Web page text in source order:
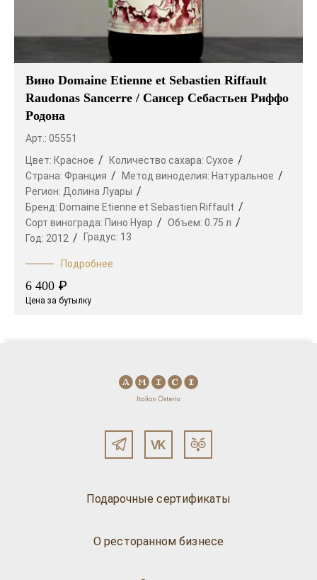
Вино Domaine Etienne et Sebastien Riffault
Raudonas Sancerre / Сансер Себастьен Риффо
Родона
Арт.: 05551
Цвет: Красное Количество сахара: Сухое
Страна: Франция Метод виноделия: Натуральное
Регион: Долина Луары
Бренд: Domaine Etienne et Sebastien Riffault
Сорт винограда: Пино Нуар Объем: 0.75 л
Год: 2012 Градус: 13
Подробнее
6 400 ₽
Цена за бутылку
Подарочные сертификаты
О ресторанном бизнесе